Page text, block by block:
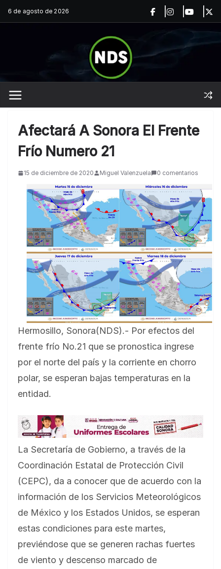
Saltar
al
6 de agosto de 2026
Afectará A Sonora El Frente
Frío Numero 21
15 de diciembre de 2020 Miguel Valenzuela 0 comentarios
Hermosillo, Sonora(NDS).- Por efectos del
frente frío No.21 que se pronostica ingrese
por el norte del país y la corriente en chorro
polar, se esperan bajas temperaturas en la
entidad.
La Secretaría de Gobierno, a través de la
Coordinación Estatal de Protección Civil
(CEPC), da a conocer que de acuerdo con la
información de los Servicios Meteorológicos
de México y los Estados Unidos, se esperan
estas condiciones para este martes,
previéndose que se generen rachas fuertes
de viento y descenso marcado de